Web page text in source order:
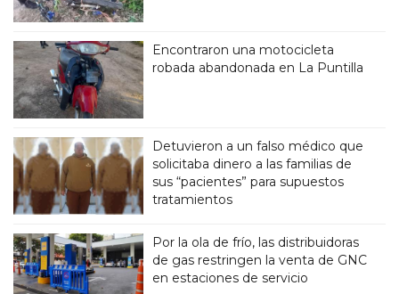
Encontraron una motocicleta
robada abandonada en La Puntilla
Detuvieron a un falso médico que
solicitaba dinero a las familias de
sus “pacientes” para supuestos
tratamientos
Por la ola de frío, las distribuidoras
de gas restringen la venta de GNC
en estaciones de servicio